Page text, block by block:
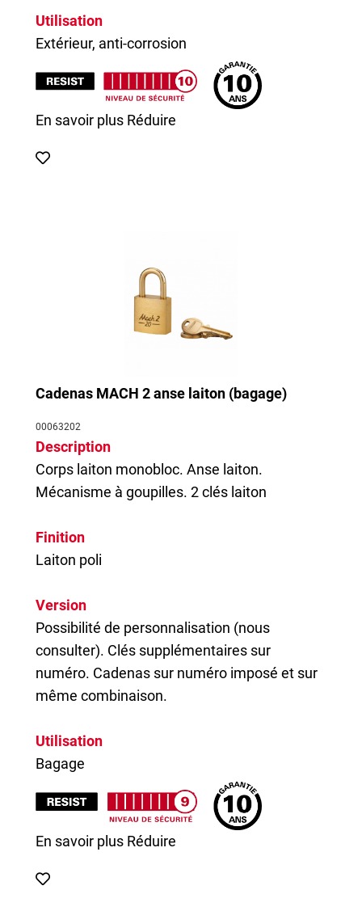
Utilisation
Extérieur, anti-corrosion
En savoir plus Réduire
Cadenas MACH 2 anse laiton (bagage)
00063202
Description
Corps laiton monobloc. Anse laiton.
Mécanisme à goupilles. 2 clés laiton
Finition
Laiton poli
Version
Possibilité de personnalisation (nous
consulter). Clés supplémentaires sur
numéro. Cadenas sur numéro imposé et sur
même combinaison.
Utilisation
Bagage
En savoir plus Réduire